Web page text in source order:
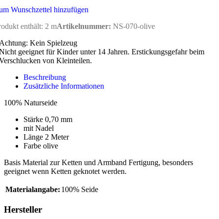
Wunschzettel hinzufügen
enthält: 2 mArtikelnummer: NS-070-olive
Kein Spielzeug
geeignet für Kinder unter 14 Jahren. Erstickungsgefahr beim
von Kleinteilen.
Beschreibung
Zusätzliche Informationen
100% Naturseide
Stärke 0,70 mm
mit Nadel
Länge 2 Meter
Farbe olive
Basis Material zur Ketten und Armband Fertigung, besonders
geeignet wenn Ketten geknotet werden.
Materialangabe: 100% Seide
Hersteller